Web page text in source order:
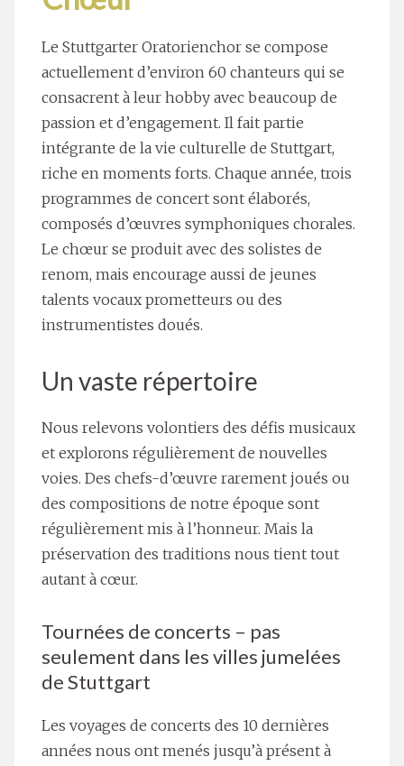
Le Stuttgarter Oratorienchor se compose
actuellement d’environ 60 chanteurs qui se
consacrent à leur hobby avec beaucoup de
passion et d’engagement. Il fait partie
intégrante de la vie culturelle de Stuttgart,
riche en moments forts. Chaque année, trois
programmes de concert sont élaborés,
composés d’œuvres symphoniques chorales.
Le chœur se produit avec des solistes de
renom, mais encourage aussi de jeunes
talents vocaux prometteurs ou des
instrumentistes doués.
Un vaste répertoire
Nous relevons volontiers des défis musicaux
et explorons régulièrement de nouvelles
voies. Des chefs-d’œuvre rarement joués ou
des compositions de notre époque sont
régulièrement mis à l’honneur. Mais la
préservation des traditions nous tient tout
autant à cœur.
Tournées de concerts – pas
seulement dans les villes jumelées
de Stuttgart
Les voyages de concerts des 10 dernières
années nous ont menés jusqu’à présent à